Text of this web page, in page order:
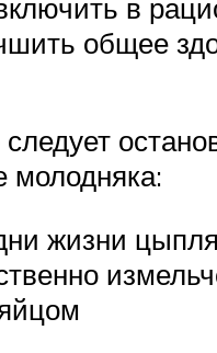
в
общее
молодняка:
жизни